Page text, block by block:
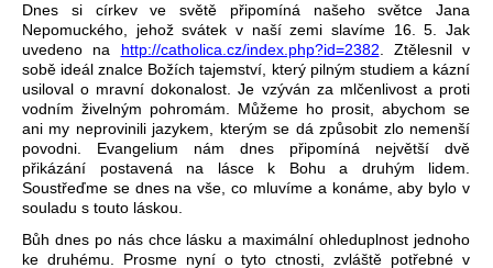
Dnes si církev ve světě připomíná našeho světce Jana
Nepomuckého, jehož svátek v naší zemi slavíme 16. 5. Jak
uvedeno na http://catholica.cz/index.php?id=2382 . Ztělesnil v
sobě ideál znalce Božích tajemství, který pilným studiem a kázní
usiloval o mravní dokonalost. Je vzýván za mlčenlivost a proti
vodním živelným pohromám. Můžeme ho prosit, abychom se
ani my neprovinili jazykem, kterým se dá způsobit zlo nemenší
povodni. Evangelium nám dnes připomíná největší dvě
přikázání postavená na lásce k Bohu a druhým lidem.
Soustřeďme se dnes na vše, co mluvíme a konáme, aby bylo v
souladu s touto láskou.
Bůh dnes po nás chce lásku a maximální ohleduplnost jednoho
ke druhému. Prosme nyní o tyto ctnosti, zvláště potřebné v